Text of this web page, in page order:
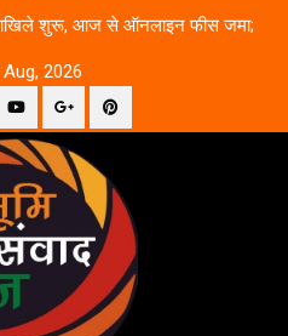
दाखिले शुरू, आज से ऑनलाइन फीस जमा;
2026
YouTubePlus
Google